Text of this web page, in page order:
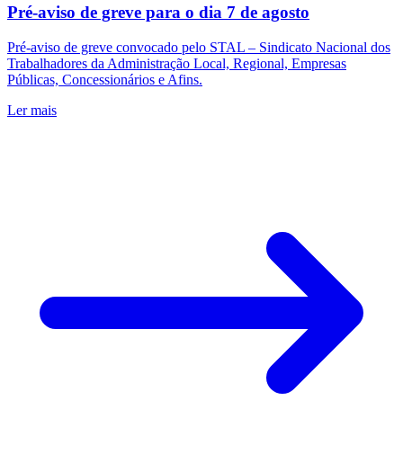
Pré-aviso de greve para o dia 7 de agosto
Pré-aviso de greve convocado pelo STAL – Sindicato Nacional dos
Trabalhadores da Administração Local, Regional, Empresas
Públicas, Concessionários e Afins.
Ler mais